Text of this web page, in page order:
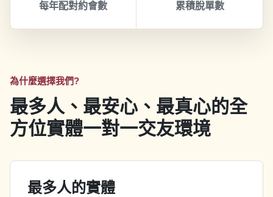
每年配對約會數 累積脫單數
為什麼選擇我們?
最多人、最安心、最真心的全
方位實體一對一交友環境
最多人的實體